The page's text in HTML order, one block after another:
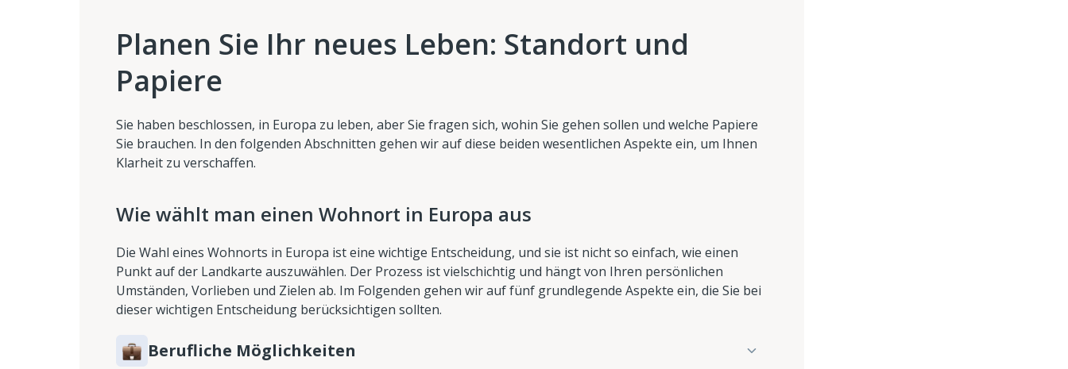
Planen Sie Ihr neues Leben: Standort und
Papiere
Sie haben beschlossen, in Europa zu leben, aber Sie fragen sich, wohin Sie gehen sollen und welche Papiere
Sie brauchen. In den folgenden Abschnitten gehen wir auf diese beiden wesentlichen Aspekte ein, um Ihnen
Klarheit zu verschaffen.
Wie wählt man einen Wohnort in Europa aus
Die Wahl eines Wohnorts in Europa ist eine wichtige Entscheidung, und sie ist nicht so einfach, wie einen
Punkt auf der Landkarte auszuwählen. Der Prozess ist vielschichtig und hängt von Ihren persönlichen
Umständen, Vorlieben und Zielen ab. Im Folgenden gehen wir auf fünf grundlegende Aspekte ein, die Sie bei
dieser wichtigen Entscheidung berücksichtigen sollten.
Berufliche Möglichkeiten